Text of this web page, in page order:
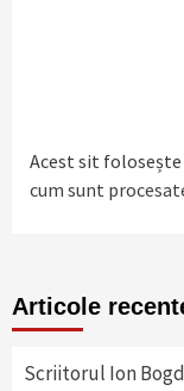
Acest sit
cum sunt
Articole
Scriitorul Ion